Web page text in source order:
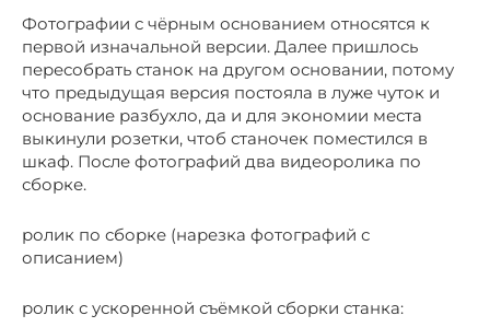
Фотографии с чёрным основанием относятся к
первой изначальной версии. Далее пришлось
пересобрать станок на другом основании, потому
что предыдущая версия постояла в луже чуток и
основание разбухло, да и для экономии места
выкинули розетки, чтоб станочек поместился в
шкаф. После фотографий два видеоролика по
сборке.
ролик по сборке (нарезка фотографий с
описанием)
ролик с ускоренной съёмкой сборки станка: